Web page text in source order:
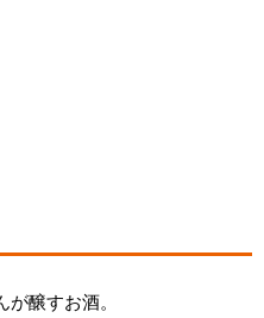
醸すお酒。